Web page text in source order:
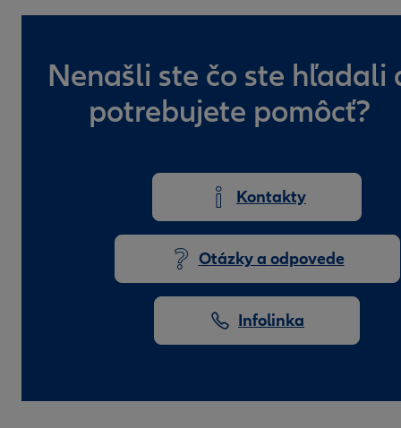
Nenašli ste čo ste hľadali
potrebujete pomôcť?
Kontakty
Otázky a odpovede
Infolinka